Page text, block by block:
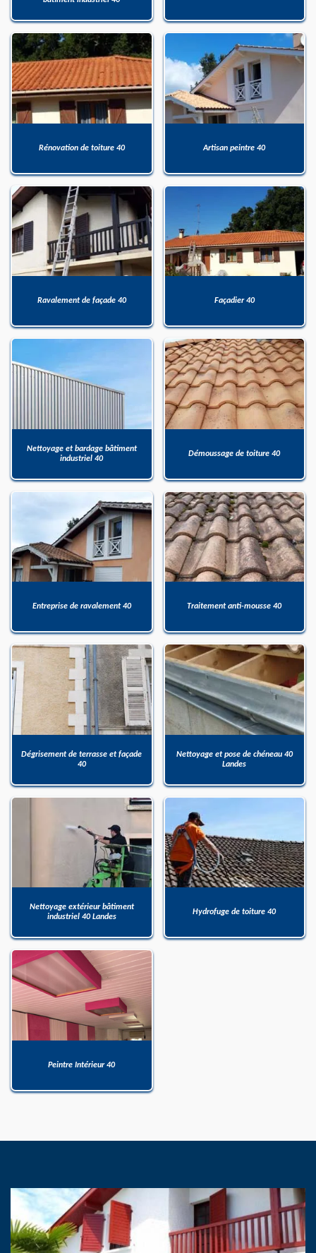
Rénovation de toiture 40 Artisan peintre 40
Ravalement de façade 40 Façadier 40
Nettoyage et bardage bâtiment
industriel 40
Démoussage de toiture 40
Entreprise de ravalement 40 Traitement anti-mousse 40
Dégrisement de terrasse et façade
40
Nettoyage et pose de chéneau 40
Landes
Nettoyage extérieur bâtiment
industriel 40 Landes
Hydrofuge de toiture 40
Peintre Intérieur 40